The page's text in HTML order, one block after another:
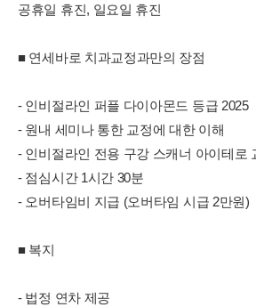
공휴일 휴진, 일요일 휴진
■ 연세바로 치과교정과만의 장점
- 인비절라인 퍼플 다이아몬드 등급 2025
- 원내 세미나 통한 교정에 대한 이해
- 인비절라인 전용 구강 스캐너 아이테로
- 점심시간 1시간 30분
- 오버타임비 지급 (오버타임 시급 2만원)
■ 복지
- 법정 연차 제공